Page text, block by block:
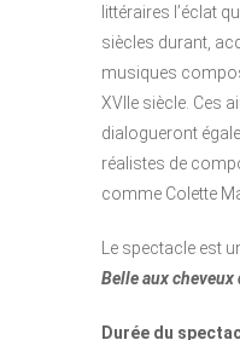
littéraires l’éclat
siècles durant,
musiques
XVIIe siècle. Ces
dialogueront
réalistes de
comme Colette
Le spectacle est
Belle aux cheveux
Durée du